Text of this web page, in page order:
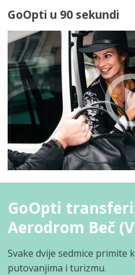
GoOpti u 90 sekundi
GoOpti
Aerodrom Beč
Svake dvije sedmice primite
putovanjima i turizmu.